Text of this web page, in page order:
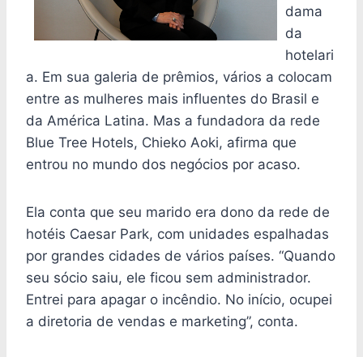
dama
da
hotelari
a. Em sua galeria de prêmios, vários a colocam
entre as mulheres mais influentes do Brasil e
da América Latina. Mas a fundadora da rede
Blue Tree Hotels, Chieko Aoki, afirma que
entrou no mundo dos negócios por acaso.
Ela conta que seu marido era dono da rede de
hotéis Caesar Park, com unidades espalhadas
por grandes cidades de vários países. “Quando
seu sócio saiu, ele ficou sem administrador.
Entrei para apagar o incêndio. No início, ocupei
a diretoria de vendas e marketing”, conta.